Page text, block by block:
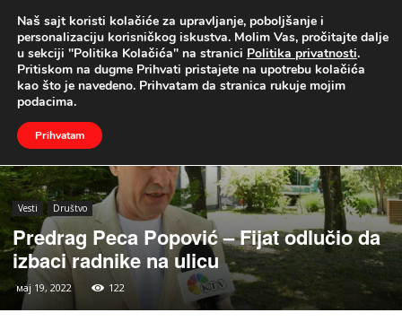
UŽIVO
Naslovna Vesti Društvo
Vesti Društvo
Predrag Peca Popović – Fijat odlučio da
izbaci radnike na ulicu
мај 19, 2022 122
Naš sajt koristi kolačiće za upravljanje, poboljšanje i
personalizaciju korisničkog iskustva. Molim Vas, pročitajte dalje
u sekciji "Politika Kolačića" na stranici Politika privatnosti.
Pritiskom na dugme Prihvati pristajete na upotrebu kolačića
kao što je navedeno. Prihvatam da stranica rukuje mojim
podacima.
Prihvatam